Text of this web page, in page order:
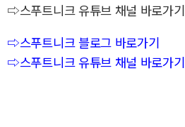
⇨스푸트니크 유튜브 채널 바로가기
⇨스푸트니크 블로그 바로가기
⇨스푸트니크 유튜브 채널 바로가기